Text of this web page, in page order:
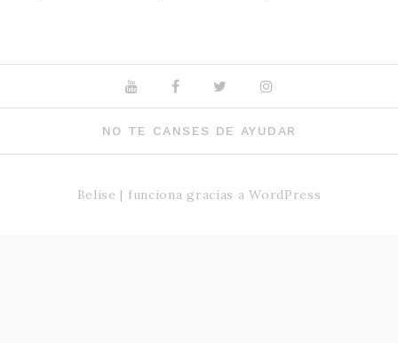
Belise | funciona gracias aWordPress
YoutubeFacebookTwitter
NO TE CANSES DE AYUDAR